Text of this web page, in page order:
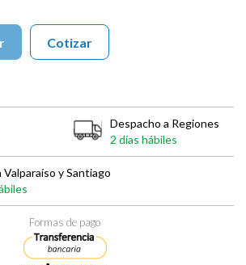
Cotizar
Despacho a Regiones
2 días hábiles
Valparaíso y Santiago
Formas de pago